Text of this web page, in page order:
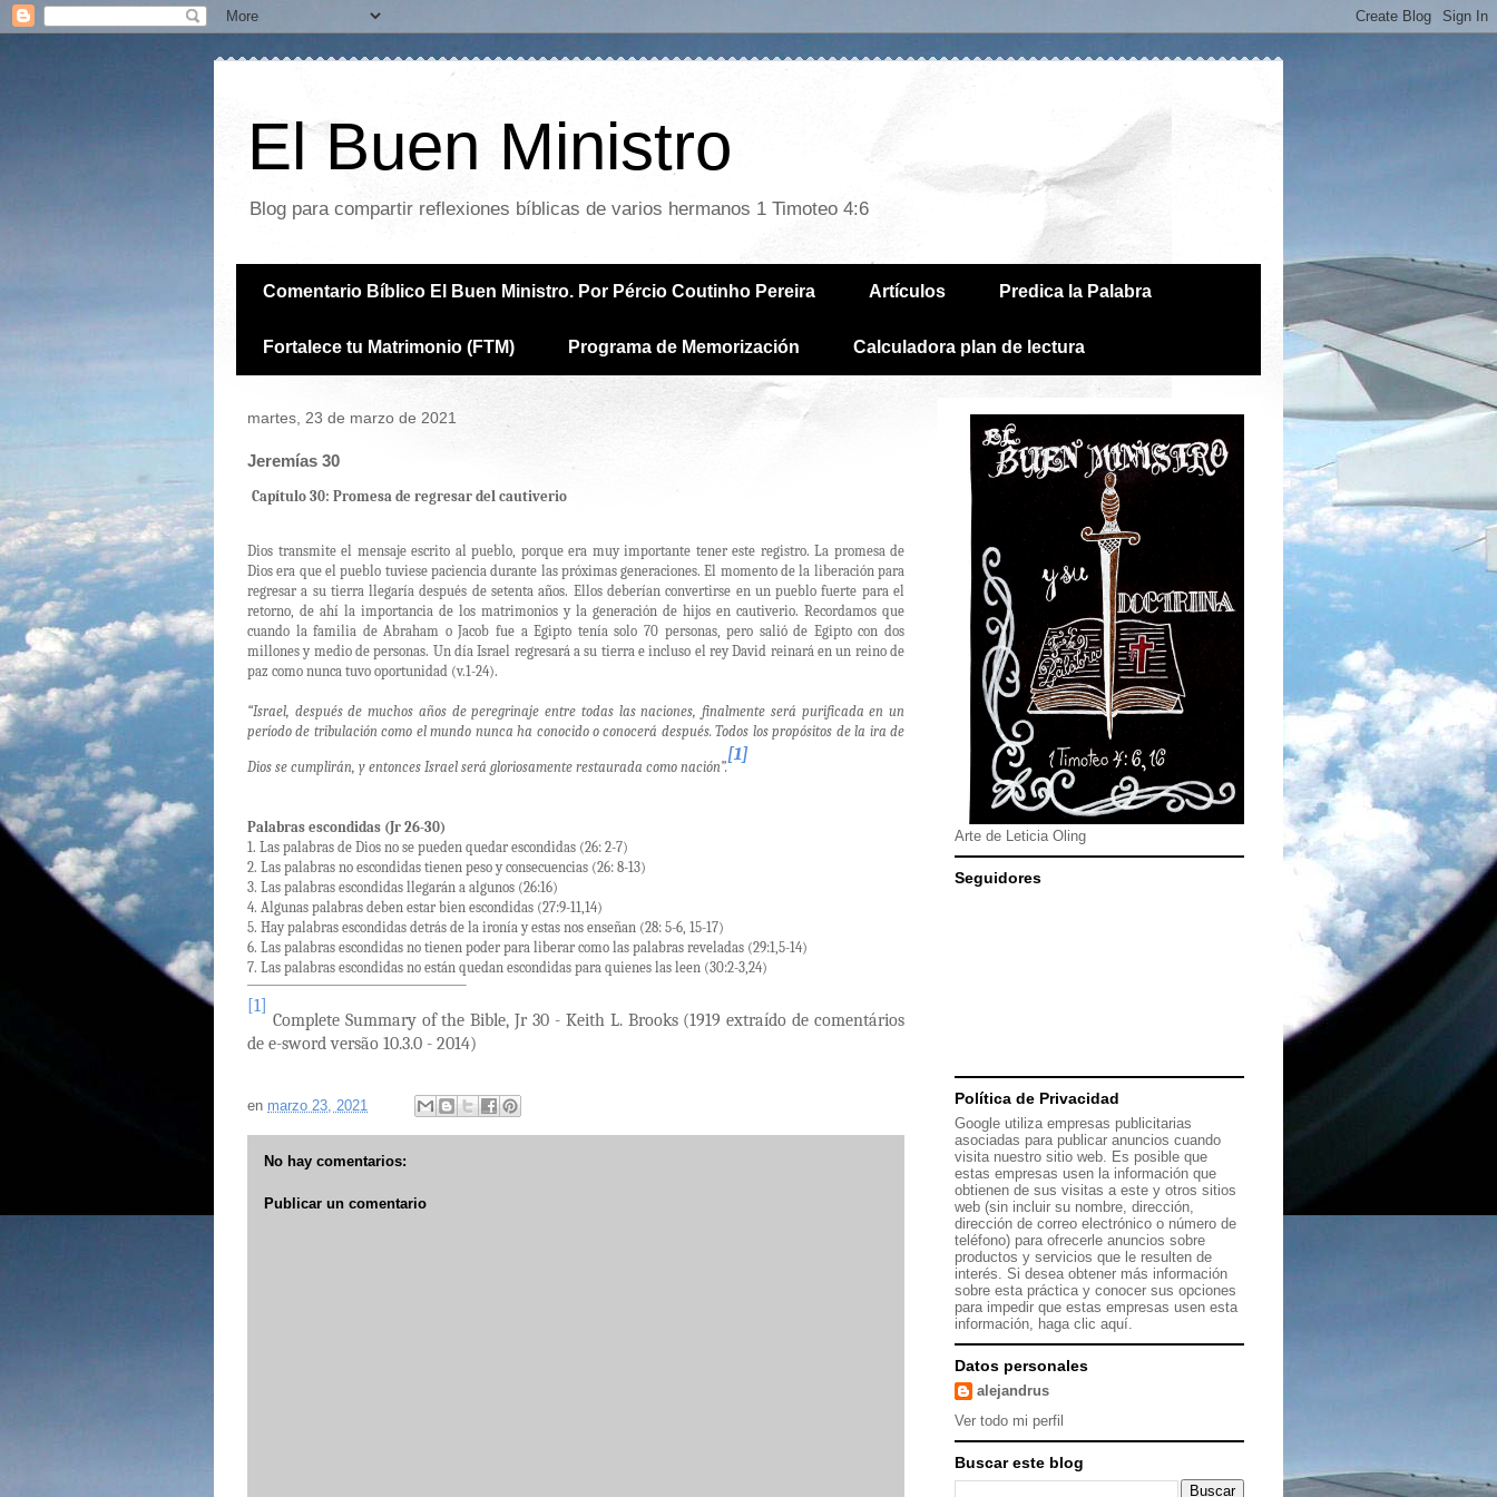
El Buen Ministro
Blog para compartir reflexiones bíblicas de varios hermanos 1 Timoteo 4:6
Comentario Bíblico El Buen Ministro. Por Pércio Coutinho Pereira Artículos Predica la Palabra
Fortalece tu Matrimonio (FTM) Programa de Memorización Calculadora plan de lectura
martes, 23 de marzo de 2021
Jeremías 30
Capítulo 30: Promesa de regresar del cautiverio
Dios transmite el mensaje escrito al pueblo, porque era muy importante tener este registro. La promesa de
Dios era que el pueblo tuviese paciencia durante las próximas generaciones. El momento de la liberación para
regresar a su tierra llegaría después de setenta años. Ellos deberían convertirse en un pueblo fuerte para el
retorno, de ahí la importancia de los matrimonios y la generación de hijos en cautiverio. Recordamos que
cuando la familia de Abraham o Jacob fue a Egipto tenía solo 70 personas, pero salió de Egipto con dos
millones y medio de personas. Un día Israel regresará a su tierra e incluso el rey David reinará en un reino de
paz como nunca tuvo oportunidad (v.1-24).
“Israel, después de muchos años de peregrinaje entre todas las naciones, finalmente será purificada en un
período de tribulación como el mundo nunca ha conocido o conocerá después. Todos los propósitos de la ira de
Dios se cumplirán, y entonces Israel será gloriosamente restaurada como nación”.
[1]
Palabras escondidas (Jr 26-30)
1. Las palabras de Dios no se pueden quedar escondidas (26: 2-7)
2. Las palabras no escondidas tienen peso y consecuencias (26: 8-13)
3. Las palabras escondidas llegarán a algunos (26:16)
4. Algunas palabras deben estar bien escondidas (27:9-11,14)
5. Hay palabras escondidas detrás de la ironía y estas nos enseñan (28: 5-6, 15-17)
6. Las palabras escondidas no tienen poder para liberar como las palabras reveladas (29:1,5-14)
7. Las palabras escondidas no están quedan escondidas para quienes las leen (30:2-3,24)
[1]
Complete Summary of the Bible, Jr 30 - Keith L. Brooks (1919 extraído de comentários
de e-sword versão 10.3.0 - 2014)
en marzo 23, 2021
No hay comentarios:
Publicar un comentario
Arte de Leticia Oling
Seguidores
Política de Privacidad
Google utiliza empresas publicitarias
asociadas para publicar anuncios cuando
visita nuestro sitio web. Es posible que
estas empresas usen la información que
obtienen de sus visitas a este y otros sitios
web (sin incluir su nombre, dirección,
dirección de correo electrónico o número de
teléfono) para ofrecerle anuncios sobre
productos y servicios que le resulten de
interés. Si desea obtener más información
sobre esta práctica y conocer sus opciones
para impedir que estas empresas usen esta
información, haga clic aquí.
Datos personales
alejandrus
Ver todo mi perfil
Buscar este blog